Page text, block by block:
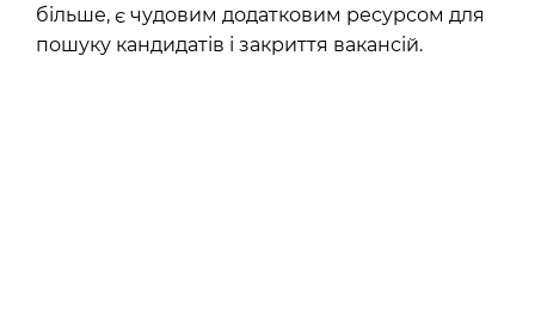
більше, є чудовим додатковим ресурсом для
пошуку кандидатів і закриття вакансій.